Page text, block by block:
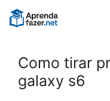
Pular
para
Como tirar
galaxy s6